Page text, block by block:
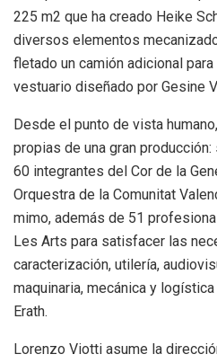
225 m2 que ha creado Heike
diversos elementos
fletado un camión adicional
vestuario diseñado por Gesine
Desde el punto de vista
propias de una gran
60 integrantes del Cor de la
Orquestra de la Comunitat
mimo, además de 51
Les Arts para satisfacer las
caracterización, utilería,
maquinaria, mecánica y
Erath.
Lorenzo Viotti asume la